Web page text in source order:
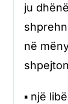
ju
në
▪ një